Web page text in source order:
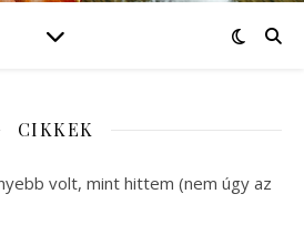
CIKKEK
volt, mint hittem (nem úgy az